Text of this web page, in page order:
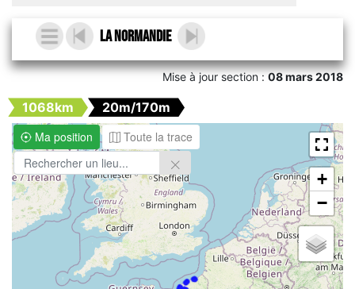
La Normandie
Mise à jour section :08 mars 2018
1068km
20m/170m
Ma position
Toute la trace
+
−